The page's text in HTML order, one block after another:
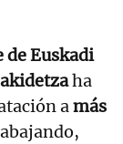
de Euskadi
ha
amás